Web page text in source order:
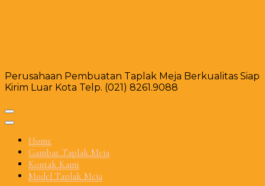
Perusahaan Pembuatan Taplak Meja Berkualitas Siap
Kirim Luar Kota Telp. (021) 8261.9088
Home
Gambar Taplak Meja
Kontak Kami
Model Taplak Meja